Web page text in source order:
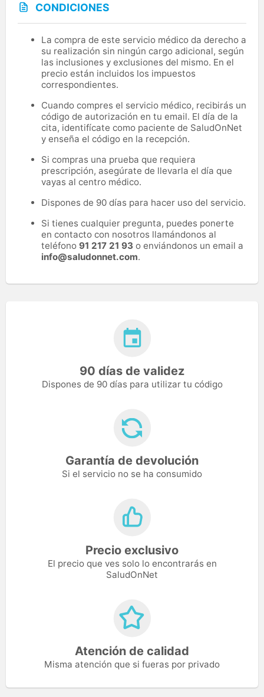
CONDICIONES
La compra de este servicio médico da derecho a
su realización sin ningún cargo adicional, según
las inclusiones y exclusiones del mismo. En el
precio están incluidos los impuestos
correspondientes.
Cuando compres el servicio médico, recibirás un
código de autorización en tu email. El día de la
cita, identifícate como paciente de SaludOnNet
y enseña el código en la recepción.
Si compras una prueba que requiera
prescripción, asegúrate de llevarla el día que
vayas al centro médico.
Dispones de 90 días para hacer uso del servicio.
Si tienes cualquier pregunta, puedes ponerte
en contacto con nosotros llamándonos al
teléfono 91 217 21 93 o enviándonos un email a
info@saludonnet.com.
90 días de validez
Dispones de 90 días para utilizar tu código
Garantía de devolución
Si el servicio no se ha consumido
Precio exclusivo
El precio que ves solo lo encontrarás en
SaludOnNet
Atención de calidad
Misma atención que si fueras por privado